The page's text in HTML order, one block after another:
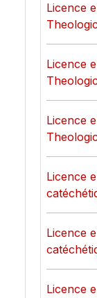
Licence
Licence
Licence
Licence
Licence
Licence